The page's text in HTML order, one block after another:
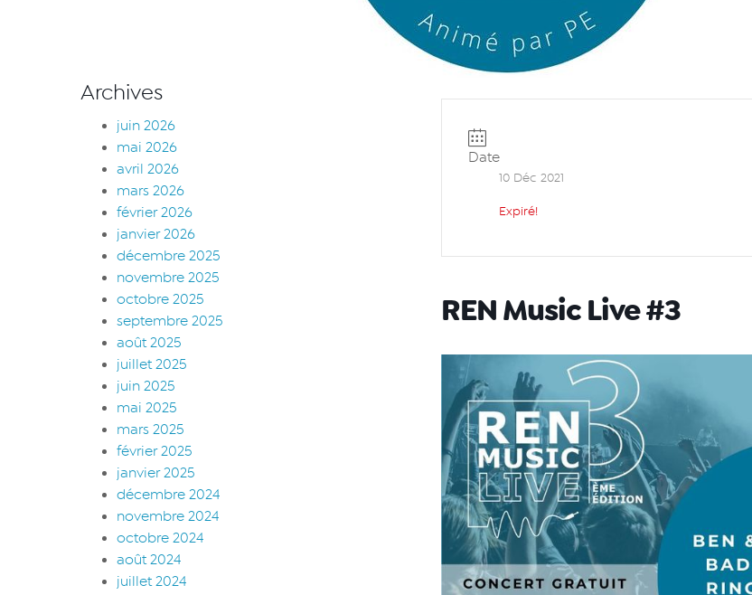
Archives
juin 2026
mai 2026
avril 2026
mars 2026
février 2026
janvier 2026
décembre 2025
novembre 2025
octobre 2025
septembre 2025
août 2025
juillet 2025
juin 2025
mai 2025
mars 2025
février 2025
janvier 2025
décembre 2024
novembre 2024
octobre 2024
août 2024
juillet 2024
Date
10 Déc 2021
Expiré!
REN Music Live #3